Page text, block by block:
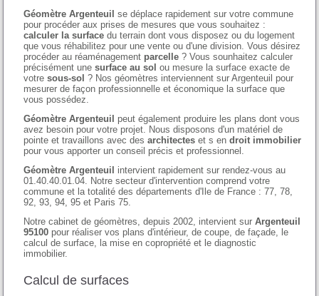
Géomètre Argenteuil se déplace rapidement sur votre commune
pour procéder aux prises de mesures que vous souhaitez :
calculer la surface du terrain dont vous disposez ou du logement
que vous réhabilitez pour une vente ou d'une division. Vous désirez
procéder au réaménagement parcelle ? Vous sounhaitez calculer
précisément unesurface au sol ou mesure la surface exacte de
votresous-sol ? Nos géomètres interviennent sur Argenteuil pour
mesurer de façon professionnelle et économique la surface que
vous possédez.
Géomètre Argenteuil
peut également produire les plans dont vous
avez besoin pour votre projet. Nous disposons d'un matériel de
pointe et travaillons avec desarchitectes et s endroit immobilier
pour vous apporter un conseil précis et professionnel.
Géomètre Argenteuil
intervient rapidement sur rendez-vous au
01.40.40.01.04. Notre secteur d'intervention comprend votre
commune et la totalité des départements d'Ile de France : 77, 78,
92, 93, 94, 95 et Paris 75.
Notre cabinet de géomètres, depuis 2002, intervient surArgenteuil
95100 pour réaliser vos plans d'intérieur, de coupe, de façade, le
calcul de surface, la mise en copropriété et le diagnostic
immobilier.
Calcul de surfaces